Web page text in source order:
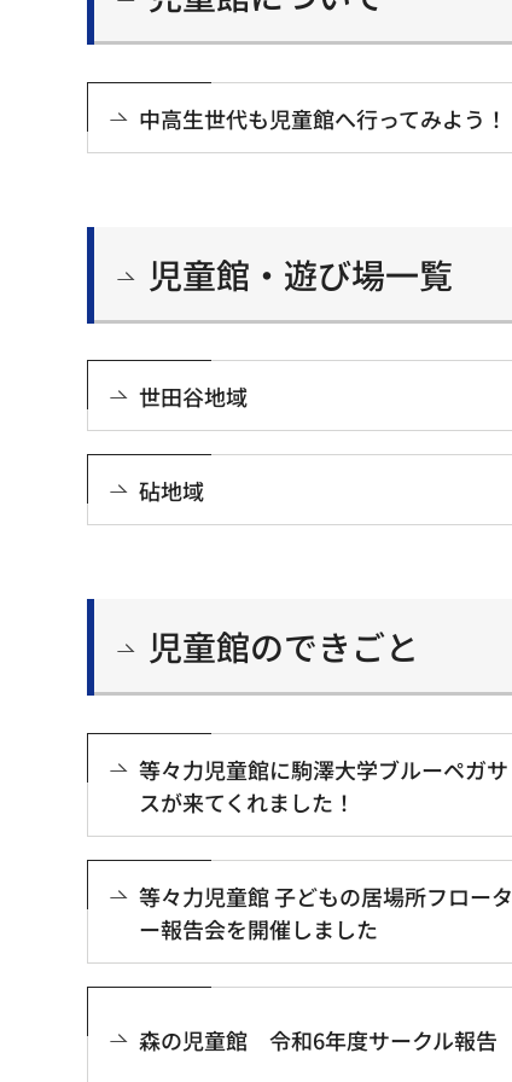
中高生世代も児童館へ行ってみよう！
児童館・遊び場一覧
世田谷地域
砧地域
児童館のできごと
等々力児童館に駒澤大学ブルーペガサ
スが来てくれました！
等々力児童館 子どもの居場所フロータ
ー報告会を開催しました
森の児童館 令和6年度サークル報告